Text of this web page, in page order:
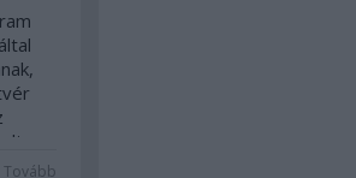
Tovább